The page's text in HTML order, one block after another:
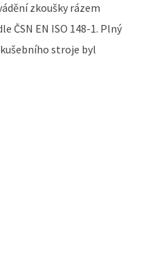
zkoušky rázem
ČSN EN ISO 148-1. Plný
stroje byl